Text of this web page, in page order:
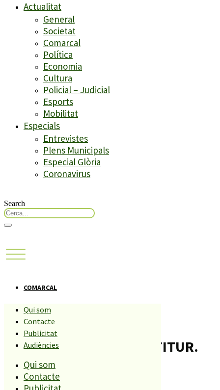
Actualitat
General
Societat
Comarcal
Política
Economia
Cultura
Policial – Judicial
Esports
Mobilitat
Especials
Entrevistes
Plens Municipals
Especial Glòria
Coronavirus
Search
Qui som
Contacte
Publicitat
Audiències
Qui som
Contacte
COMARCAL
Les poblacions veïnes
desembarquen demà a FITUR.
Compartiu aquesta història